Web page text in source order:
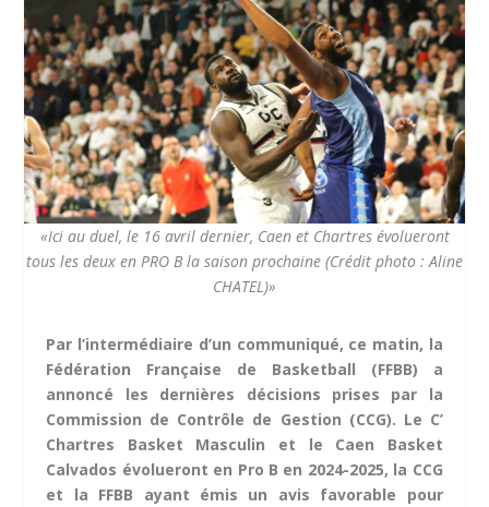
«Ici au duel, le 16 avril dernier, Caen et Chartres évolueront
tous les deux en PRO B la saison prochaine (Crédit photo : Aline
CHATEL)»
Par l’intermédiaire d’un communiqué, ce matin, la
Fédération Française de Basketball (FFBB) a
annoncé les dernières décisions prises par la
Commission de Contrôle de Gestion (CCG). Le C’
Chartres Basket Masculin et le Caen Basket
Calvados évolueront en Pro B en 2024-2025, la CCG
et la FFBB ayant émis un avis favorable pour